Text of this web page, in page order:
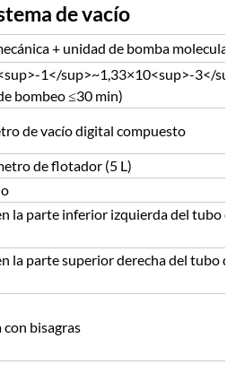
de vacío
+ unidad de bomba molecular
1</sup>~1,33×10<sup>-3</
bombeo ≤30 min)
de vacío digital compuesto
de flotador (5 L)
la parte inferior izquierda del tubo
la parte superior derecha del tubo
bisagras